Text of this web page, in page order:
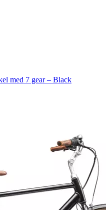
med 7 gear – Black